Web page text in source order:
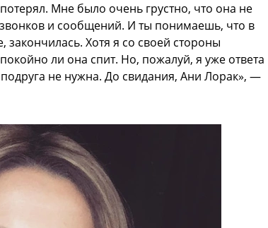
Мне было очень грустно, что она не
и сообщений. И ты понимаешь, что в
закончилась. Хотя я со своей стороны
ли она спит. Но, пожалуй, я уже ответа
не нужна. До свидания, Ани Лорак», —